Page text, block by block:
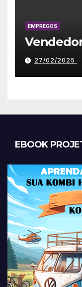
EMPREGOS
27/02/2025
EBOOK